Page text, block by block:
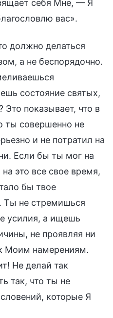
себя Мне, — Я
вас».
должно делаться
а не беспорядочно.
состояние святых,
Это показывает, что в
ты совершенно не
и не потратил на
Если бы ты мог на
это все свое время,
бы твое
Ты не стремишься
усилия, а ищешь
не проявляя ни
Моим намерениям.
Не делай так
так, что ты не
которые Я